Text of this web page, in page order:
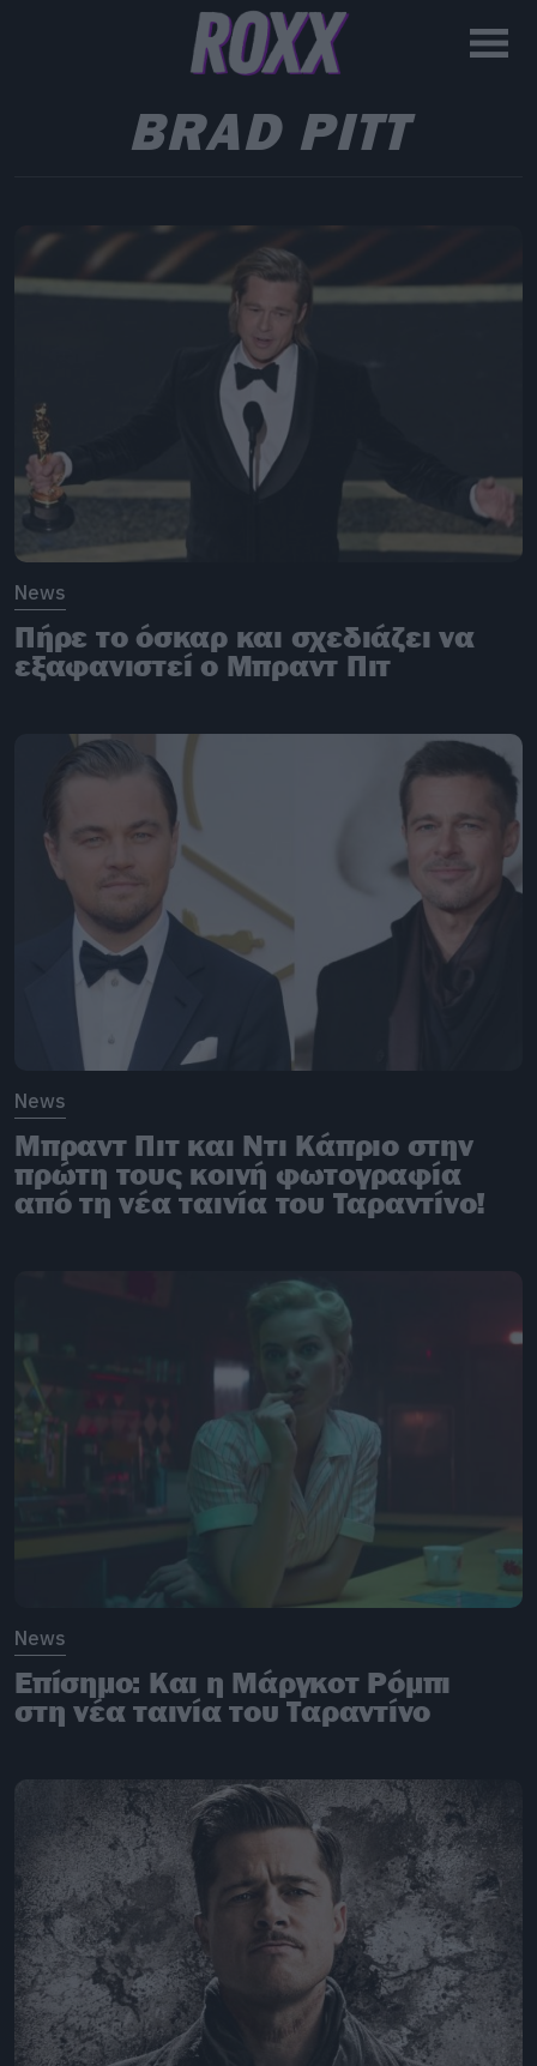
BRAD PITT
News
Πήρε το όσκαρ και σχεδιάζει να
εξαφανιστεί ο Μπραντ Πιτ
News
Μπραντ Πιτ και Ντι Κάπριο στην
πρώτη τους κοινή φωτογραφία
από τη νέα ταινία του Ταραντίνο!
News
Επίσημο: Και η Μάργκοτ Ρόμπι
στη νέα ταινία του Ταραντίνο